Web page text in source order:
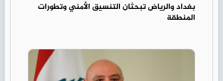
بغداد والرياض تبحثان التنسيق الأمني وتطورات
المنطقة